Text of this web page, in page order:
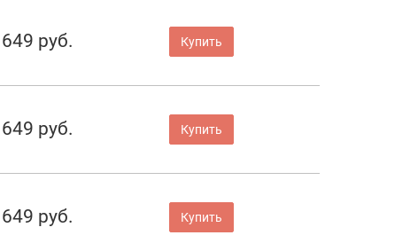
649 руб. Купить
649 руб. Купить
649 руб. Купить